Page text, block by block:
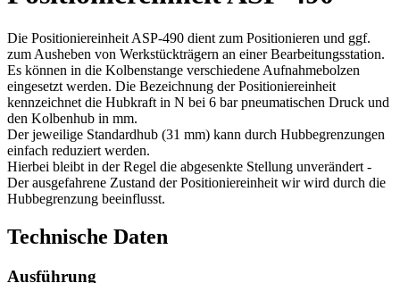
Die Positioniereinheit ASP-490 dient zum Positionieren und ggf.
zum Ausheben von Werkstückträgern an einer Bearbeitungsstation.
Es können in die Kolbenstange verschiedene Aufnahmebolzen
eingesetzt werden. Die Bezeichnung der Positioniereinheit
kennzeichnet die Hubkraft in N bei 6 bar pneumatischen Druck und
den Kolbenhub in mm.
Der jeweilige Standardhub (31 mm) kann durch Hubbegrenzungen
einfach reduziert werden.
Hierbei bleibt in der Regel die abgesenkte Stellung unverändert -
Der ausgefahrene Zustand der Positioniereinheit wir wird durch die
Hubbegrenzung beeinflusst.
Technische Daten
Ausführung